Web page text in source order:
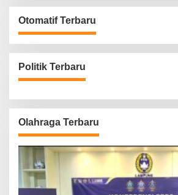
Otomatif Terbaru
Politik Terbaru
Olahraga Terbaru